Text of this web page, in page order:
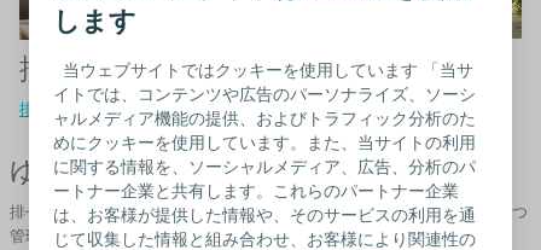
します
当ウェブサイトではクッキーを使用しています 「当サ
イトでは、コンテンツや広告のパーソナライズ、ソーシ
ャルメディア機能の提供、およびトラフィック分析のた
めにクッキーを使用しています。また、当サイトの利用
に関する情報を、ソーシャルメディア、広告、分析のパ
ートナー企業と共有します。これらのパートナー企業
は、お客様が提供した情報や、そのサービスの利用を通
じて収集した情報と組み合わせ、お客様により関連性の
排尿障害について
排尿障害について
排便障害
排便障害について
ゆうじんコンチネンスケア
排せつの仕組みや間欠導尿に関する情報など、コンチネンスケア（排せつ
管理）に役立つ情報をご提供しています。